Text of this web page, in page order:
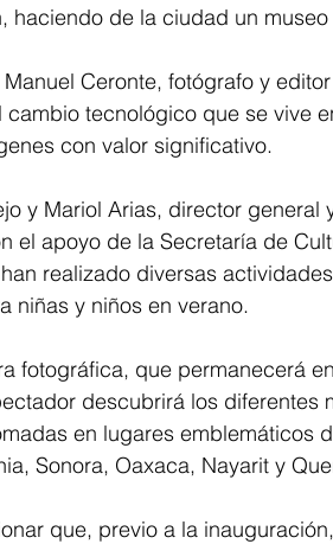
haciendo de la ciudad un
Ceronte, fotógrafo y
cambio tecnológico que se vive
con valor significativo.
y Mariol Arias, director general
el apoyo de la Secretaría de
realizado diversas
niñas y niños en verano.
fotográfica, que permanecerá
descubrirá los diferentes
en lugares emblemáticos
Sonora, Oaxaca, Nayarit y
que, previo a la